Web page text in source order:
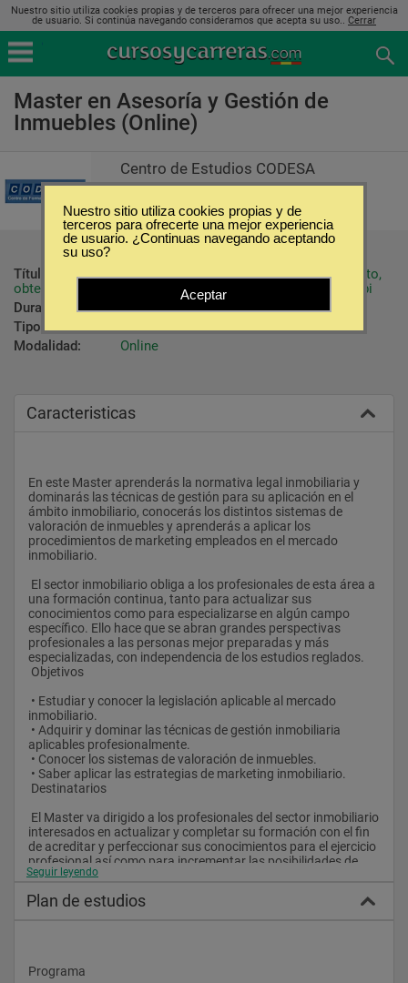
Nuestro sitio utiliza cookies propias y de terceros para ofrecer una mejor experiencia
de usuario. Si continúa navegando consideramos que acepta su uso.. Cerrar
Master en Asesoría y Gestión de
Inmuebles (Online)
Centro de Estudios CODESA
Título ofrecido:
Finalizado el Master con aprovechamiento,
obtendrás el Diploma de Master de la E.A.E.U. (Escuela abi
Duración:
300 Horas
Tipo:
Maestrías
Modalidad:
Online
Caracteristicas
En este Master aprenderás la normativa legal inmobiliaria y
dominarás las técnicas de gestión para su aplicación en el
ámbito inmobiliario, conocerás los distintos sistemas de
valoración de inmuebles y aprenderás a aplicar los
procedimientos de marketing empleados en el mercado
inmobiliario.
una formación continua, tanto para actualizar sus
conocimientos como para especializarse en algún campo
específico. Ello hace que se abran grandes perspectivas
profesionales a las personas mejor preparadas y más
especializadas, con independencia de los estudios reglados.
Objetivos
inmobiliario.
aplicables profesionalmente.
• Conocer los sistemas de valoración de inmuebles.
• Saber aplicar las estrategias de marketing inmobiliario.
Destinatarios
interesados en actualizar y completar su formación con el fin
de acreditar y perfeccionar sus conocimientos para el ejercicio
profesional así como para incrementar las posibilidades de
promoción laboral.
académica decididas a formarse profesionalmente en la
Seguir leyendo
Plan de estudios
Programa
Nuestro sitio utiliza cookies propias y de
terceros para ofrecerte una mejor experiencia
de usuario. ¿Continuas navegando aceptando
su uso?
Aceptar